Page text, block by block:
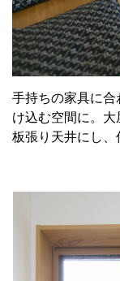
手持ちの家具に
け込む空間に。大
板張り天井にし、